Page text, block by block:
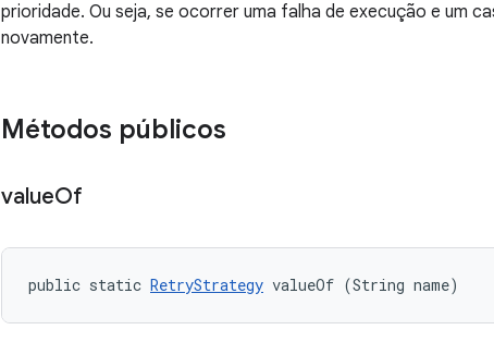
prioridade. Ou seja, se ocorrer uma falha de execução e um
novamente.
Métodos públicos
valueOf
public static RetryStrategy valueOf (String name)